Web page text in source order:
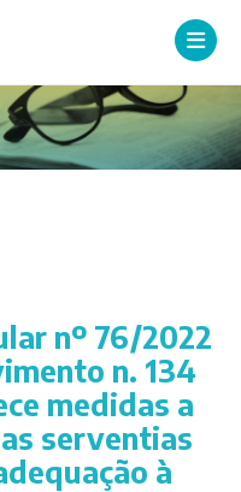
nº 76/2022
n. 134
medidas a
serventias
à